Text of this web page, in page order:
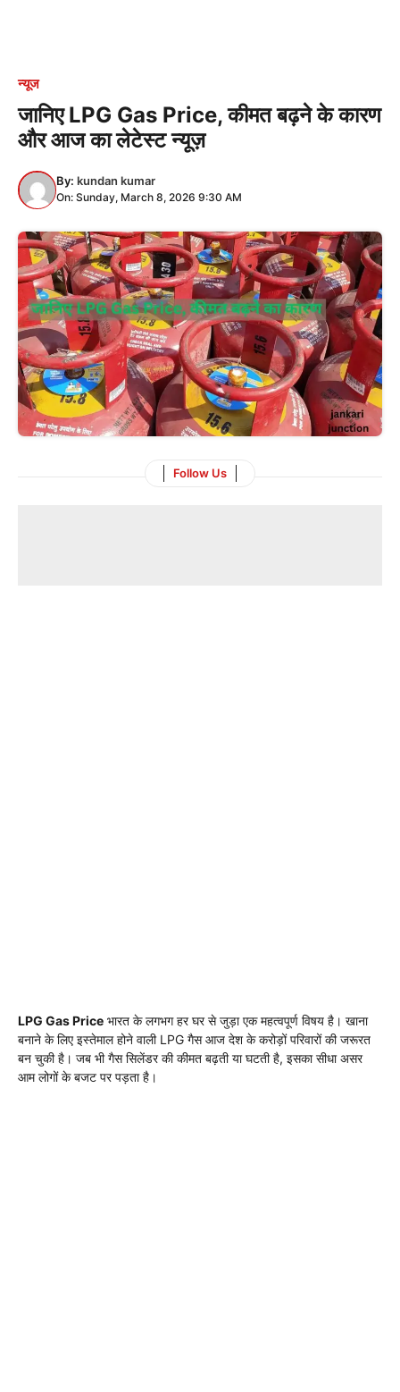
न्यूज
जानिए LPG Gas Price, कीमत बढ़ने के कारण
और आज का लेटेस्ट न्यूज़
By: kundan kumar
On: Sunday, March 8, 2026 9:30 AM
Follow Us
LPG Gas Price भारत के लगभग हर घर से जुड़ा एक महत्वपूर्ण विषय है। खाना
बनाने के लिए इस्तेमाल होने वाली LPG गैस आज देश के करोड़ों परिवारों की जरूरत
बन चुकी है। जब भी गैस सिलेंडर की कीमत बढ़ती या घटती है, इसका सीधा असर
आम लोगों के बजट पर पड़ता है।